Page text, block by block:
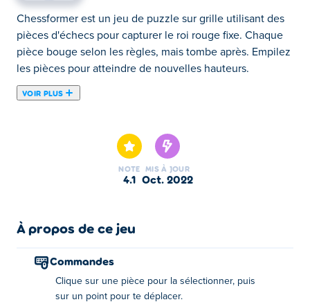
Chessformer est un jeu de puzzle sur grille utilisant des
pièces d'échecs pour capturer le roi rouge fixe. Chaque
pièce bouge selon les règles, mais tombe après. Empilez
les pièces pour atteindre de nouvelles hauteurs.
VOIR PLUS
Chessformer offre une expérience de jeu de plateau
basée sur une grille utilisant les pièces d'échecs
familières que vous connaissez et aimez. Ces pièces
cessé de tomber. Le but de chaque niveau est de
perdre vos pièces au profit du roi, qui est paresseux et ne
bouge jamais. Êtes-vous prêt à être le dernier prodige
NOTE
4.1
MIS À JOUR
oct. 2022
À propos de ce jeu
Commandes
Clique sur une pièce pour la sélectionner, puis
sur un point pour te déplacer.